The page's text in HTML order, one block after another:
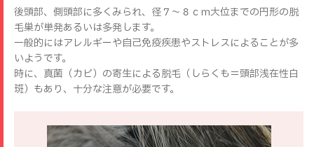
後頭部、側頭部に多くみられ、径７～８ｃｍ大位までの円形の脱
毛巣が単発あるいは多発します。
一般的にはアレルギーや自己免疫疾患やストレスによることが多
いようです。
時に、真菌（カビ）の寄生による脱毛（しらくも＝頭部浅在性白
斑）もあり、十分な注意が必要です。